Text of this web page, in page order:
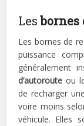
Lesbornes
Les bornes de
puissance
généralement
d’autoroute ou
de recharger
voire moins
véhicule. Elles